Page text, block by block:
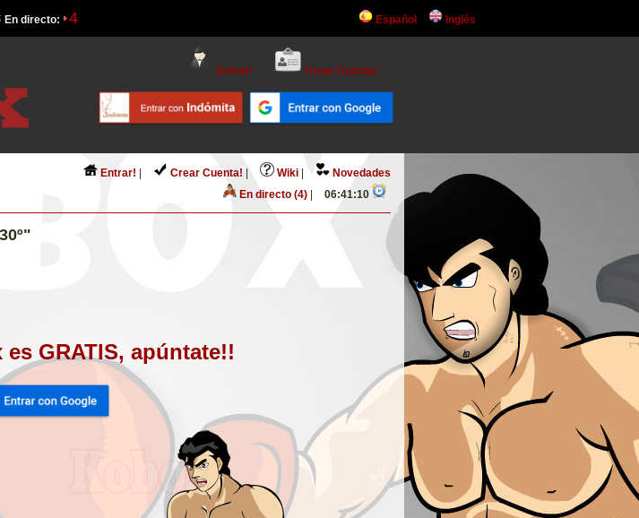
En directo: 4 Español Inglés
Entrar! Crear Cuenta!
Entrar! Crear Cuenta! Wiki
Novedades
En directo (4)
06:41:10
es GRATIS, apúntate!!